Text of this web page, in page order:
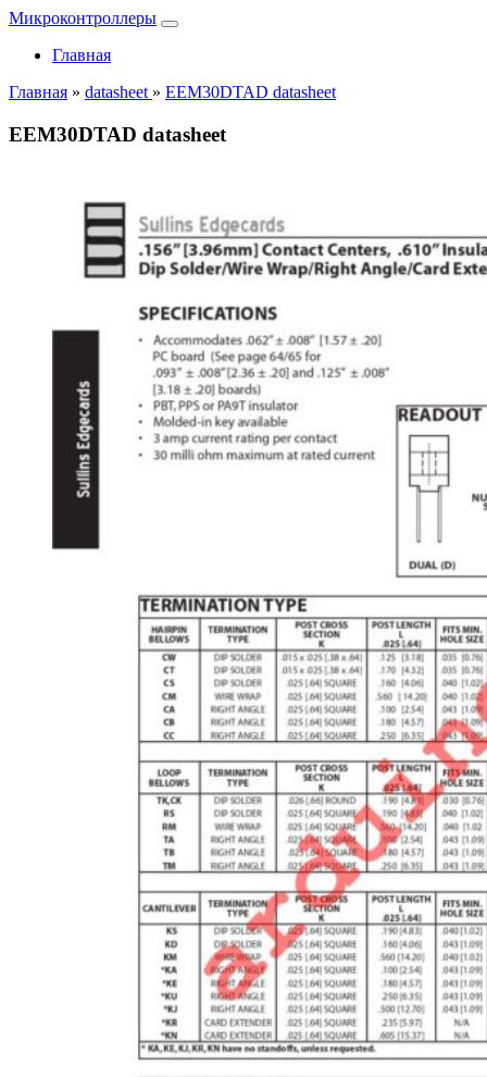
Микроконтроллеры
Главная
Главная » datasheet » EEM30DTAD datasheet
EEM30DTAD datasheet